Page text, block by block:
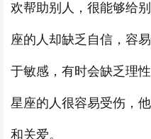
欢帮助别人，很能够给
座的人却缺乏自信，容
于敏感，有时会缺乏理
星座的人很容易受伤，
和关爱。